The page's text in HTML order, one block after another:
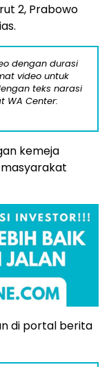
2, Prabowo
dengan durasi
video untuk
teks narasi
WA Center:
kemeja
di portal berita